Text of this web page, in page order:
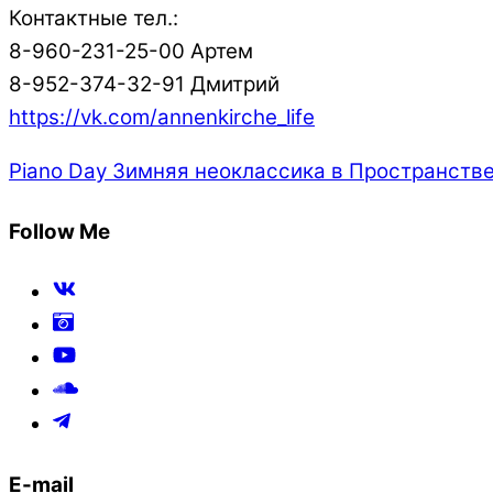
Контактные тел.:
8-960-231-25-00 Артем
8-952-374-32-91 Дмитрий
https://vk.com/annenkirche_life
Piano Day Зимняя неоклассика в
Follow Me
E-mail